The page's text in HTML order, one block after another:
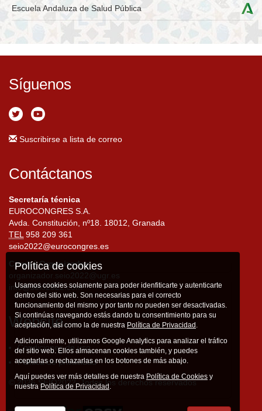
Escuela Andaluza de Salud Pública
Síguenos
Suscribirse a lista de correo
Contáctanos
Secretaría técnica
EUROCONGRES S.A.
Avda. Constitución, nº18. 18012, Granada
TEL958 209 361
seio2022@eurocongres.es
Comité Organizador
organizador.seio2022@ugr.es
info@seio2022.com
Website
Condiciones de uso
Política de privacidad
© 2026 SEIO2022. Todos los derechos reservados
Política de cookies
Usamos cookies solamente para poder idenfiticarte y autenticarte
dentro del sitio web. Son necesarias para el correcto
funcionamiento del mismo y por tanto no pueden ser desactivadas.
Si continúas navegando estás dando tu consentimiento para su
aceptación, así como la de nuestra Política de Privacidad .
Adicionalmente, utilizamos Google Analytics para analizar el tráfico
del sitio web. Ellos almacenan cookies también, y puedes
aceptarlas o rechazarlas en los botones de más abajo.
Aquí puedes ver más detalles de nuestra Política de Cookies y
nuestra Política de Privacidad .